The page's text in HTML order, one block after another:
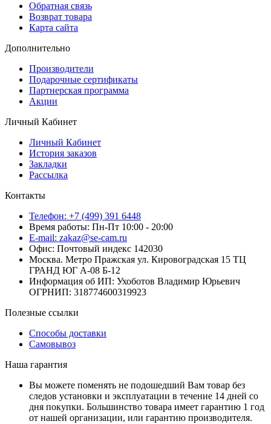
Обратная связь
Возврат товара
Карта сайта
Дополнительно
Производители
Подарочные сертификаты
Партнерская программа
Акции
Личный Кабинет
Личный Кабинет
История заказов
Закладки
Рассылка
Контакты
Телефон: +7 (499) 391 6448
Время работы: Пн-Пт 10:00 - 20:00
E-mail: zakaz@se-cam.ru
Офис: Почтовый индекс 142030
Москва. Метро Пражская ул. Кировоградская 15 ТЦ
ГРАНД ЮГ А-08 Б-12
Информация об ИП: Ухоботов Владимир Юрьевич
ОГРНИП: 318774600319923
Полезные ссылки
Способы доставки
Самовывоз
Наша гарантия
Вы можете поменять не подошедший Вам товар без
следов установки и эксплуатации в течение 14 дней со
дня покупки. Большинство товара имеет гарантию 1 год
от нашей организации, или гарантию производителя.